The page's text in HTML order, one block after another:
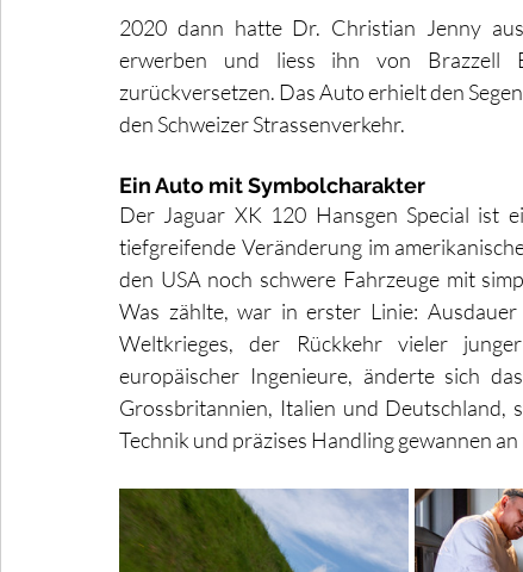
2020 dann hatte Dr. Christian Jenny
erwerben und liess ihn von Brazzell
zurückversetzen. Das Auto erhielt den
den Schweizer Strassenverkehr.
Ein Auto mit Symbolcharakter
Der Jaguar XK 120 Hansgen Special ist
tiefgreifende Veränderung im
den USA noch schwere Fahrzeuge mit
Was zählte, war in erster Linie:
Weltkrieges, der Rückkehr vieler
europäischer Ingenieure, änderte sich
Grossbritannien, Italien und Deutschland,
Technik und präzises Handling gewannen